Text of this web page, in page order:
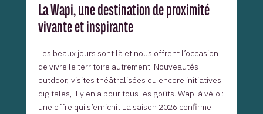
La Wapi, une destination de proximité
vivante et inspirante
Les beaux jours sont là et nous offrent l’occasion
de vivre le territoire autrement. Nouveautés
outdoor, visites théâtralisées ou encore initiatives
digitales, il y en a pour tous les goûts. Wapi à vélo :
une offre qui s’enrichit La saison 2026 confirme